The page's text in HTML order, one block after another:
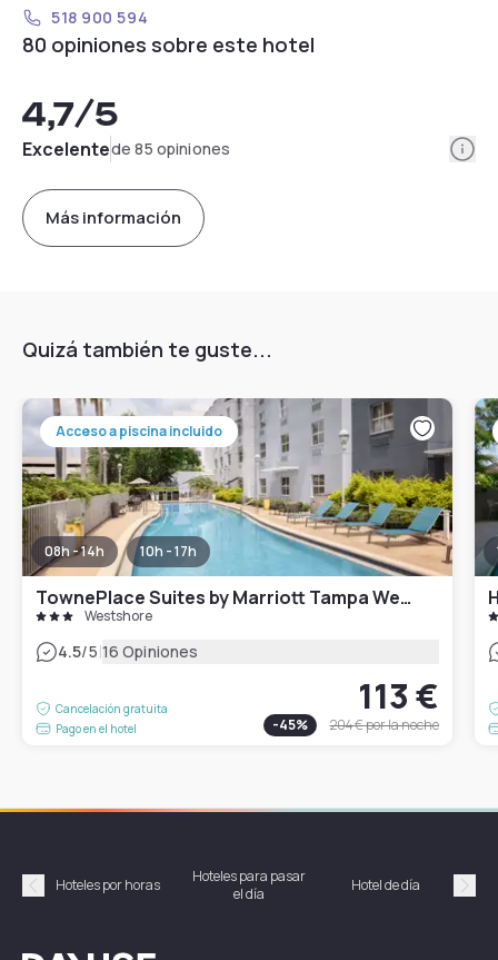
518 900 594
80 opiniones sobre este hotel
4,7/5
Excelentede 85 opiniones
Más información
Quizá también te guste...
Acceso a piscina incluido
08h - 14h 10h - 17h
TownePlace Suites by Marriott Tampa Westshore/Airport
Westshore
4.5/5|16 Opiniones
Cancelación gratuita
Pago en el hotel
113 €
-45% 204 €por la noche
Précédent
Hoteles por horas
Hoteles para pasar
el día
Hotel de día